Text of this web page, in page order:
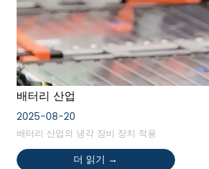
배터리 산업
2025-08-20
배터리 산업의 냉각 장비 장치 적용
더 읽기 →